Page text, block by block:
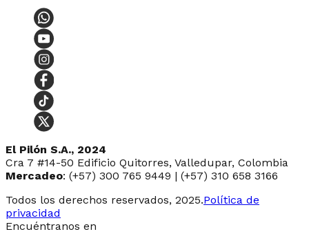
El Pilón S.A., 2024
Cra 7 #14-50 Edificio Quitorres, Valledupar, Colombia
Mercadeo: (+57) 300 765 9449 | (+57) 310 658 3166
Todos los derechos reservados, 2025.Política de
privacidad
Encuéntranos en